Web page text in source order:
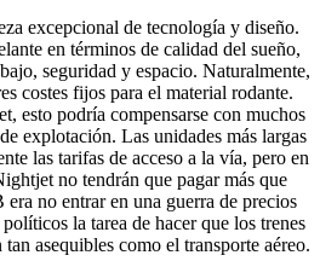
excepcional de tecnología y diseño.
en términos de calidad del sueño,
seguridad y espacio. Naturalmente,
costes fijos para el material rodante.
esto podría compensarse con muchos
explotación. Las unidades más largas
las tarifas de acceso a la vía, pero en
no tendrán que pagar más que
no entrar en una guerra de precios
la tarea de hacer que los trenes
asequibles como el transporte aéreo.